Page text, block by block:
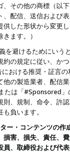
、その他の商標（以
配信、送信および
した形状から変更
ます。）
避けるためにいう
の規定に従い、か
おける推奨・証言
の製造業者、配信
たは「#Sponsored
、規制、命令、許
負います。
ー・コンテンツの
害、損失、責任、
、取締役および代